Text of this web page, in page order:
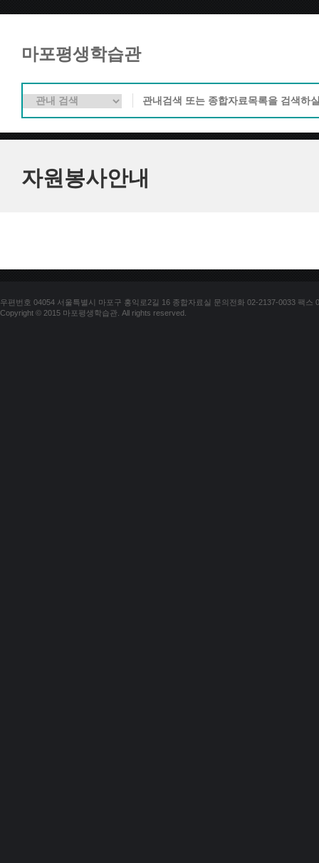
마포평생학습관
자원봉사안내
우편번호 04054 서울특별시 마포구 홍익로2길 16 종합자료실 문의전화 02-2137-0033 팩스
Copyright © 2015 마포평생학습관. All rights reserved.